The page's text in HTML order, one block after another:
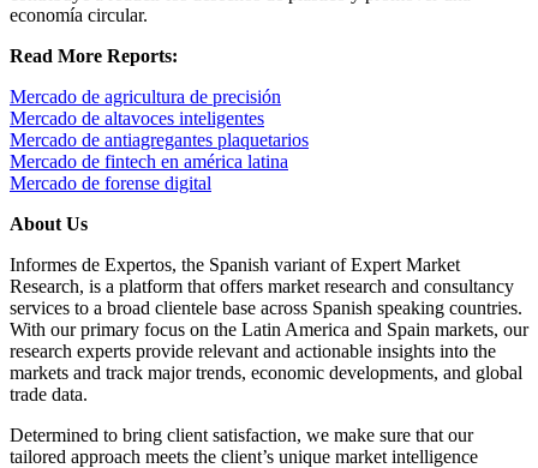
economía circular.
Read More Reports:
Mercado de agricultura de precisión
Mercado de altavoces inteligentes
Mercado de antiagregantes plaquetarios
Mercado de fintech en américa latina
Mercado de forense digital
About Us
Informes de Expertos, the Spanish variant of Expert Market
Research, is a platform that offers market research and consultancy
services to a broad clientele base across Spanish speaking countries.
With our primary focus on the Latin America and Spain markets, our
research experts provide relevant and actionable insights into the
markets and track major trends, economic developments, and global
trade data.
Determined to bring client satisfaction, we make sure that our
tailored approach meets the client’s unique market intelligence